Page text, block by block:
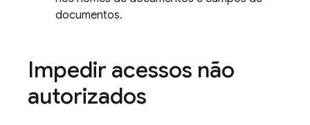
documentos.
Impedir acessos não
autorizados